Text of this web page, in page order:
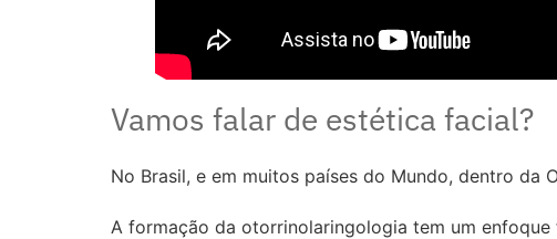
Vamos falar de estética facial?
No Brasil, e em muitos países do Mundo, dentro da
A formação da otorrinolaringologia tem um